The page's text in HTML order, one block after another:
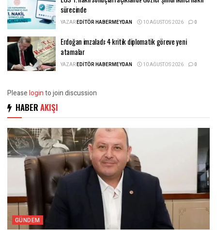
sürecinde
YAZAREDITÖR HABERMEYDAN 10 AĞUSTOS 2026 0
Erdoğan imzaladı: 4 kritik diplomatik göreve yeni
atamalar
YAZAREDITÖR HABERMEYDAN 10 AĞUSTOS 2026 0
Pleaseloginto join discussion
HABER AKIŞI
GÜNDEM